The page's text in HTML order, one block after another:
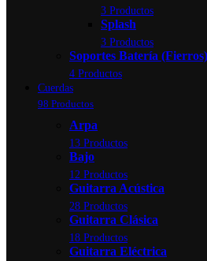
3 Productos
Splash
3 Productos
Soportes Batería (Fierros)
4 Productos
Cuerdas
98 Productos
Arpa
13 Productos
Bajo
12 Productos
Guitarra Acústica
28 Productos
Guitarra Clásica
18 Productos
Guitarra Eléctrica